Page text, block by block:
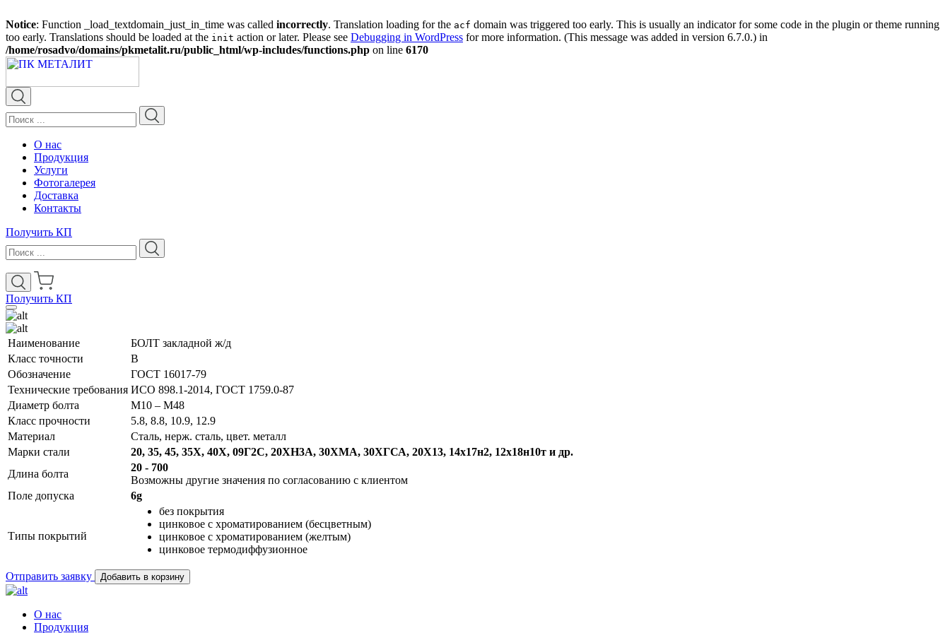
Notice: Function _load_textdomain_just_in_time was called incorrectly. Translation loading for the acf domain was triggered too early. This is usually an indicator for some code in the plugin or theme running
too early. Translations should be loaded at the init action or later. Please see Debugging in WordPress for more information. (This message was added in version 6.7.0.) in
/home/rosadvo/domains/pkmetalit.ru/public_html/wp-includes/functions.php on line 6170
О нас
Продукция
Услуги
Фотогалерея
Доставка
Контакты
Получить КП
Получить КП
Наименование
БОЛТ закладной ж/д
Класс точности
B
Обозначение
ГОСТ 16017-79
Технические требования ИСО 898.1-2014, ГОСТ 1759.0-87
Диаметр болта
М10 – М48
Класс прочности
5.8, 8.8, 10.9, 12.9
Материал
Сталь, нерж. сталь, цвет. металл
Марки стали
20, 35, 45, 35Х, 40Х, 09Г2С, 20ХН3А, 30ХМА, 30ХГСА, 20Х13, 14х17н2, 12х18н10т и др.
Длина болта
20 - 700
Возможны другие значения по согласованию с клиентом
Поле допуска
6g
Типы покрытий
без покрытия
цинковое с хроматированием (бесцветным)
цинковое с хроматированием (желтым)
цинковое термодиффузионное
Отправить заявку Добавить в корзину
О нас
Продукция